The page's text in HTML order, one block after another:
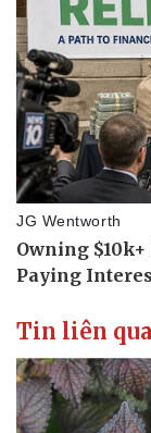
Văn hóa
Sân khấu - Điện
Tin liên